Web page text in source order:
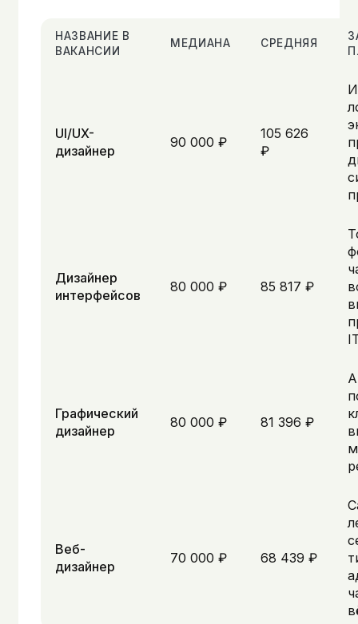
НАЗВАНИЕ В
ВАКАНСИИ
МЕДИАНА СРЕДНЯЯ
UI/UX-
дизайнер
90 000 ₽
105 626
₽
Дизайнер
интерфейсов
80 000 ₽ 85 817 ₽
Графический
дизайнер
80 000 ₽ 81 396 ₽
Веб-
дизайнер
70 000 ₽ 68 439 ₽